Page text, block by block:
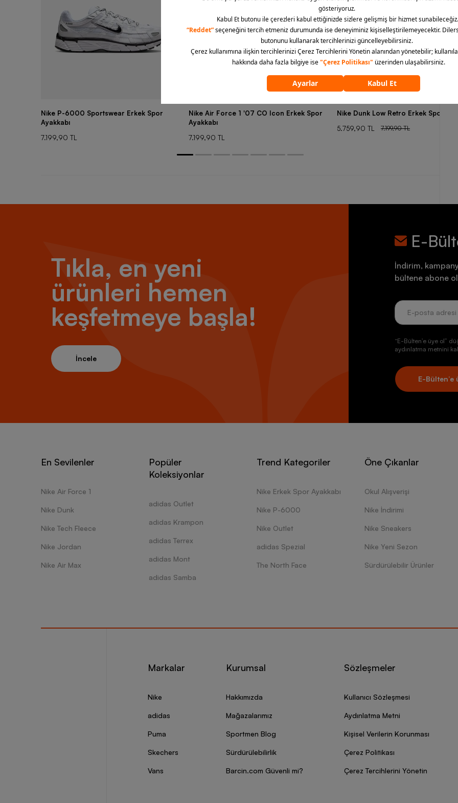
Nike P-6000 Sportswear Erkek Spor
Ayakkabı
7.199,90 TL
Nike Air Force 1 '07 CO Icon Erkek Spor
Ayakkabı
7.199,90 TL
Nike Dunk Low Retro Erkek Spor
5.759,90 TL
7.199,90 TL
Tıkla, en yeni
ürünleri hemen
keşfetmeye başla!
İncele
E-
İndirim,
bültene abone
“E-Bülten’e üye ol”
aydınlatma metnini
E-Bülten’e
En Sevilenler
Nike Air Force 1
Nike Dunk
Nike Tech Fleece
Nike Jordan
Nike Air Max
Popüler
Koleksiyonlar
adidas Outlet
adidas Krampon
adidas Terrex
adidas Mont
adidas Samba
Trend Kategoriler
Nike Erkek Spor Ayakkabı
Nike P-6000
Nike Outlet
adidas Spezial
The North Face
Öne Çıkanlar
Okul Alışverişi
Nike İndirimi
Nike Sneakers
Nike Yeni Sezon
Sürdürülebilir Ürünler
Markalar
Nike
adidas
Puma
Skechers
Vans
Kurumsal
Hakkımızda
Mağazalarımız
Sportmen Blog
Sürdürülebilirlik
Barcin.com Güvenli mi?
Sözleşmeler
Kullanıcı Sözleşmesi
Aydınlatma Metni
Kişisel Verilerin Korunması
Çerez Politikası
Çerez Tercihlerini Yönetin